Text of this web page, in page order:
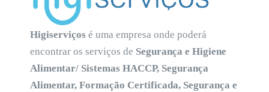
Higiserviços é uma empresa onde poderá
encontrar os serviços de Segurança e Higiene
Alimentar/ Sistemas HACCP, Segurança
Alimentar, Formação Certificada, Segurança e